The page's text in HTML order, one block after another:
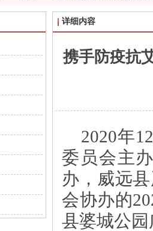
详细内容
携手防疫抗
2020年
委员会主
办，威远
会协办的
县婆城公